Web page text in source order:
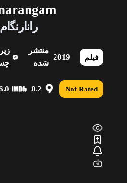
رانارنگام
فیلم 2019
منتشر
شده
Not Rated
8.2